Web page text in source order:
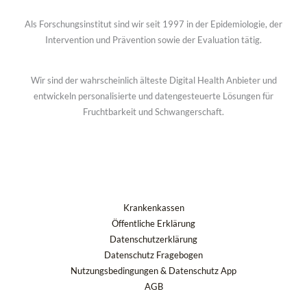
Als Forschungsinstitut sind wir seit 1997 in der Epidemiologie, der
Intervention und Prävention sowie der Evaluation tätig.
Wir sind der wahrscheinlich älteste Digital Health Anbieter und
entwickeln personalisierte und datengesteuerte Lösungen für
Fruchtbarkeit und Schwangerschaft.
Krankenkassen
Öffentliche Erklärung
Datenschutzerklärung
Datenschutz Fragebogen
Nutzungsbedingungen & Datenschutz App
AGB